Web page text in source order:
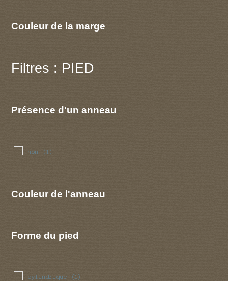
Couleur de la marge
Filtres : PIED
Présence d'un anneau
non (1)
Couleur de l'anneau
Forme du pied
cylindrique (1)